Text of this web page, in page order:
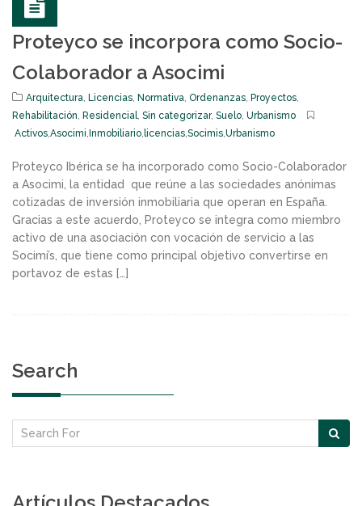
Proteyco se incorpora como Socio-
Colaborador a Asocimi
Arquitectura, Licencias, Normativa, Ordenanzas, Proyectos,
Rehabilitación, Residencial, Sin categorizar, Suelo, Urbanismo
Activos,Asocimi,Inmobiliario,licencias,Socimis,Urbanismo
Proteyco Ibérica se ha incorporado como Socio-Colaborador
a Asocimi, la entidad que reúne a las sociedades anónimas
cotizadas de inversión inmobiliaria que operan en España.
Gracias a este acuerdo, Proteyco se integra como miembro
activo de una asociación con vocación de servicio a las
Socimi’s, que tiene como principal objetivo convertirse en
portavoz de estas […]
Search